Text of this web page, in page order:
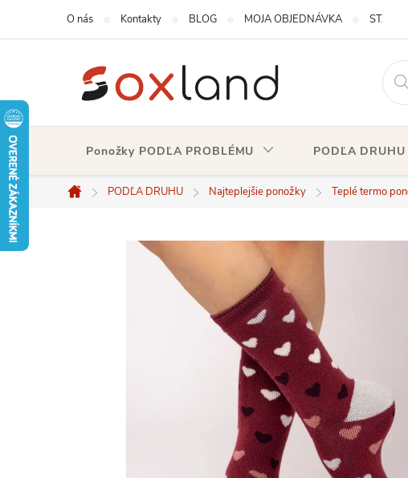
O nás Kontakty BLOG MOJA OBJEDNÁVKA STAV
Ponožky PODĽA PROBLÉMU PODĽA DRUHU
Domov
PODĽA DRUHU Najteplejšie ponožky Teplé termo